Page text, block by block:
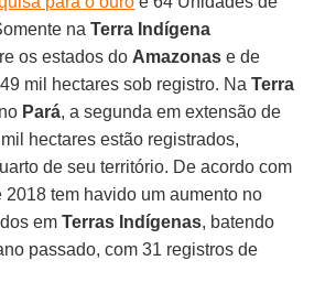
naTerra Indígena
os estados do Amazonas e de
mil hectares sob registro. NaTerra
Pará, a segunda em extensão de
hectares estão registrados,
de seu território. De acordo com
2018 tem havido um aumento no
emTerras Indígenas, batendo
passado, com 31 registros de